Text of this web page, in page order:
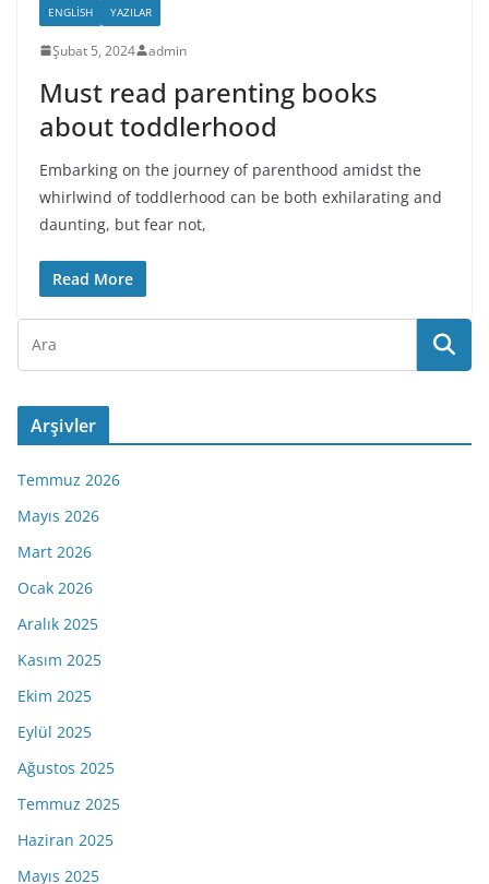
ENGLISH YAZILAR
Şubat 5, 2024 admin
Must read parenting books
about toddlerhood
Embarking on the journey of parenthood amidst the
whirlwind of toddlerhood can be both exhilarating and
daunting, but fear not,
Read More
Arşivler
Temmuz 2026
Mayıs 2026
Mart 2026
Ocak 2026
Aralık 2025
Kasım 2025
Ekim 2025
Eylül 2025
Ağustos 2025
Temmuz 2025
Haziran 2025
Mayıs 2025